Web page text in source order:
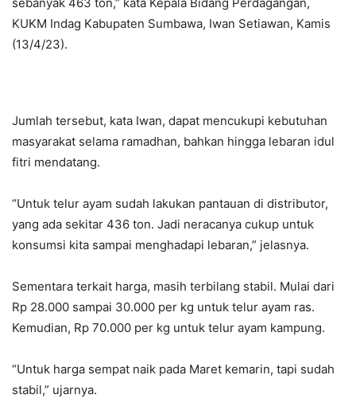
KUKM Indag Kabupaten Sumbawa, Iwan Setiawan, Kamis
(13/4/23).
Jumlah tersebut, kata Iwan, dapat mencukupi kebutuhan
masyarakat selama ramadhan, bahkan hingga lebaran idul
fitri mendatang.
“Untuk telur ayam sudah lakukan pantauan di distributor,
yang ada sekitar 436 ton. Jadi neracanya cukup untuk
konsumsi kita sampai menghadapi lebaran,” jelasnya.
Sementara terkait harga, masih terbilang stabil. Mulai dari
Rp 28.000 sampai 30.000 per kg untuk telur ayam ras.
Kemudian, Rp 70.000 per kg untuk telur ayam kampung.
“Untuk harga sempat naik pada Maret kemarin, tapi sudah
stabil,” ujarnya.